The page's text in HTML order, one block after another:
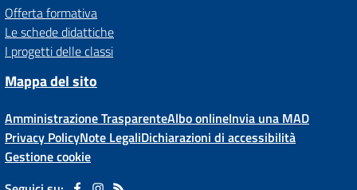
Offerta formativa
Le schede didattiche
I progetti delle classi
Mappa del sito
Amministrazione TrasparenteAlbo onlineInvia una MAD
Privacy PolicyNote LegaliDichiarazioni di accessibilità
Gestione cookie